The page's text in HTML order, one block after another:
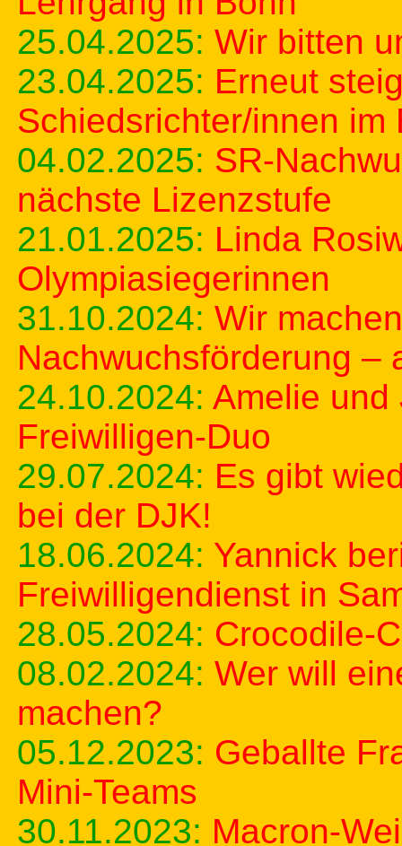
25.04.2025: Wir bitten
23.04.2025: Erneut
Schiedsrichter/innen im
04.02.2025: SR-
nächste Lizenzstufe
21.01.2025: Linda
Olympiasiegerinnen
31.10.2024: Wir
Nachwuchsförderung –
24.10.2024: Amelie und
Freiwilligen-Duo
29.07.2024: Es gibt
bei der DJK!
18.06.2024: Yannick
Freiwilligendienst in
28.05.2024: Crocodile-
08.02.2024: Wer will
machen?
05.12.2023: Geballte
Mini-Teams
30.11.2023: Macron-